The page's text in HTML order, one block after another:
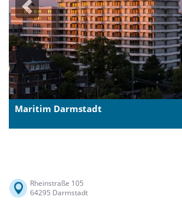
Previous
Maritim Darmstadt
Rheinstraße 105
64295 Darmstadt